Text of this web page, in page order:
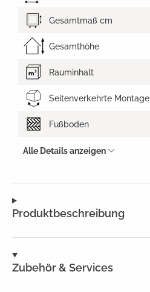
Produktbeschreibung
Zubehör & Services
Gesamtmaß cm
Gesamthöhe
Rauminhalt
Seitenverkehrte Montage
Fußboden
Alle Details anzeigen